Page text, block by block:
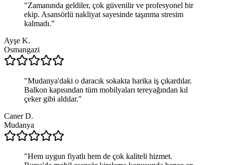
"Zamanında geldiler, çok güvenilir ve profesyonel bir
ekip. Asansörlü nakliyat sayesinde taşınma stresim
kalmadı."
Ayşe K.
Osmangazi
"Mudanya'daki o daracık sokakta harika iş çıkardılar.
Balkon kapısından tüm mobilyaları tereyağından kıl
çeker gibi aldılar."
Caner D.
Mudanya
"Hem uygun fiyatlı hem de çok kaliteli hizmet.